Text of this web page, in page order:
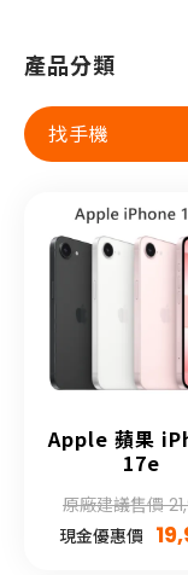
產品分類
找手機
Apple 蘋果
17e
原廠建議售價
現金優惠價